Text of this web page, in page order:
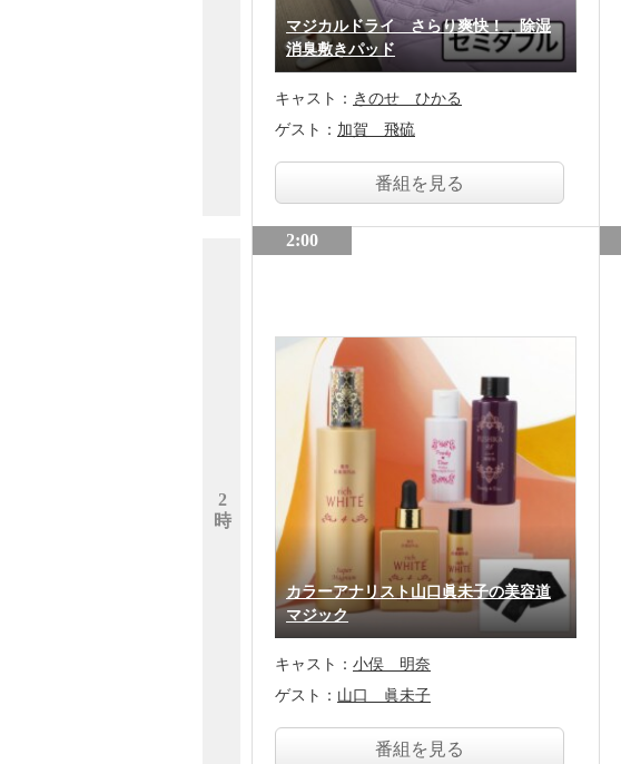
2
時
マジカルドライ さらり爽快！ 除湿
消臭敷きパッド
キャスト： きのせ ひかる
ゲスト： 加賀 飛硫
番組を見る
2:00
カラーアナリスト山口眞未子の美容道
マジック
キャスト： 小俣 明奈
ゲスト： 山口 眞未子
番組を見る